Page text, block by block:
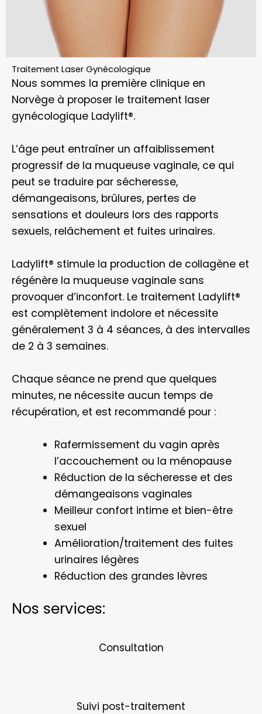
Traitement Laser Gynécologique
Nous sommes la première clinique en
Norvège à proposer le traitement laser
gynécologique Ladylift®.
L’âge peut entraîner un affaiblissement
progressif de la muqueuse vaginale, ce qui
peut se traduire par sécheresse,
démangeaisons, brûlures, pertes de
sensations et douleurs lors des rapports
sexuels, relâchement et fuites urinaires.
Ladylift® stimule la production de collagène et
régénère la muqueuse vaginale sans
provoquer d’inconfort. Le traitement Ladylift®
est complètement indolore et nécessite
généralement 3 à 4 séances, à des intervalles
de 2 à 3 semaines.
Chaque séance ne prend que quelques
minutes, ne nécessite aucun temps de
récupération, et est recommandé pour :
Rafermissement du vagin après
l’accouchement ou la ménopause
Réduction de la sécheresse et des
démangeaisons vaginales
Meilleur confort intime et bien-être
sexuel
Amélioration/traitement des fuites
urinaires légères
Réduction des grandes lèvres
Nos services:
Consultation
Suivi post-traitement